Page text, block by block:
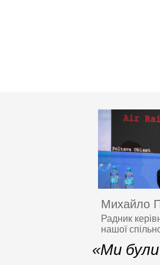
Михайло
Радник
нашої
«Ми були